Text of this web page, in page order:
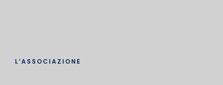
L’ASSOCIAZIONE